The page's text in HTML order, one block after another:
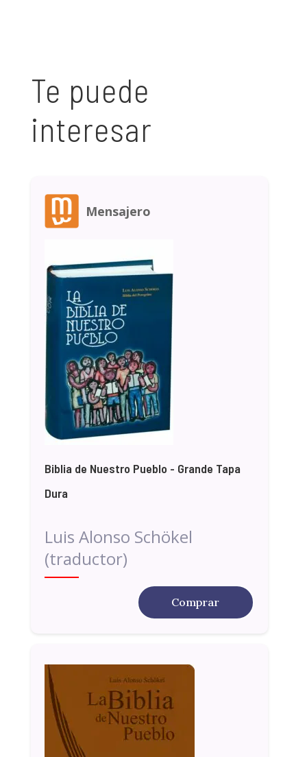
Te puede
interesar
Mensajero
Biblia de Nuestro Pueblo - Grande Tapa
Dura
Luis Alonso Schökel
(traductor)
Comprar